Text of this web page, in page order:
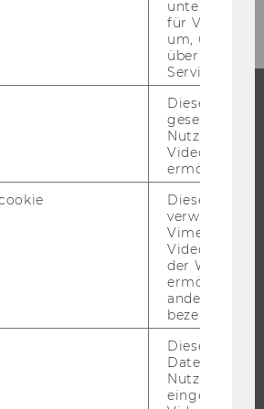
STUDIERENDE
INCOMING EXCHANGE STUDIERENDE
UND STUDIENINTERESSIERTE
für Vimeo
um, um
über die
Service zu
Dieses
gesetzt, um
Nutzung des
Videoplayers
ermöglichen
Dieses
verwendet,
Vimeo-
der WU-
ermöglichen
andere nicht
bezeichnete
Dieses
Daten von